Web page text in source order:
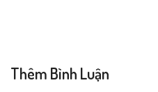
Thêm Bình Luận